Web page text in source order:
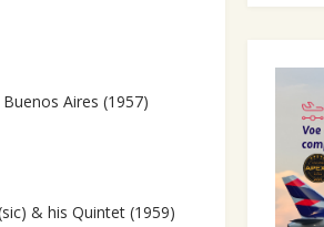
Aires (1957)
& his Quintet (1959)